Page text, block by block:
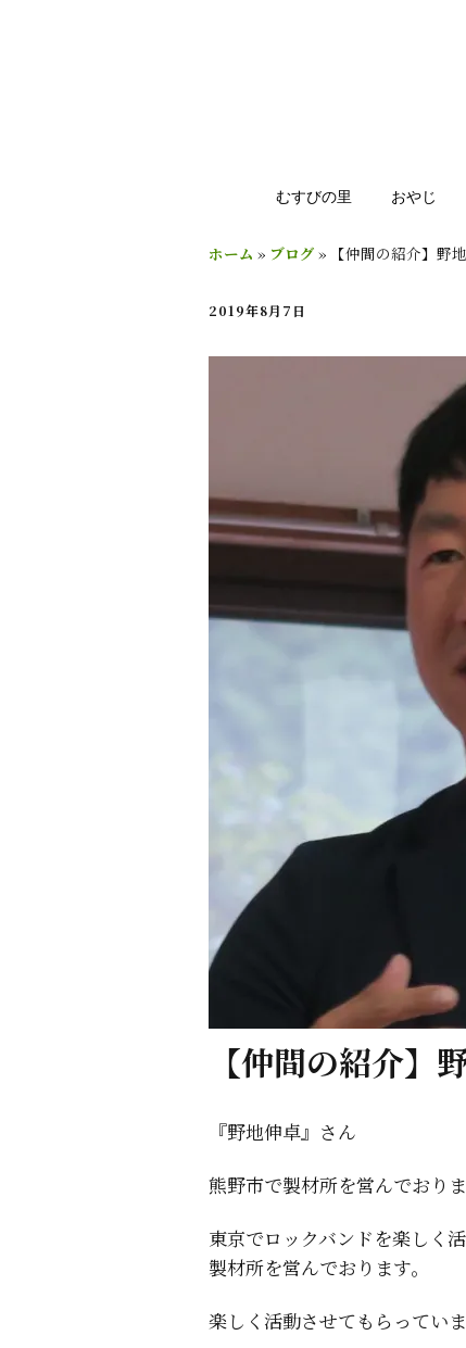
むすびの里 おやじ
ホーム » ブログ » 【仲間の紹介】野
2019年8月7日
【仲間の紹介】
『野地伸卓』さん
熊野市で製材所を営んでおりま
東京でロックバンドを楽しく
製材所を営んでおります。
楽しく活動させてもらっていま